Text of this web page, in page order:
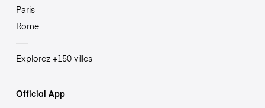
Paris
Rome
Explorez +150 villes
Official App